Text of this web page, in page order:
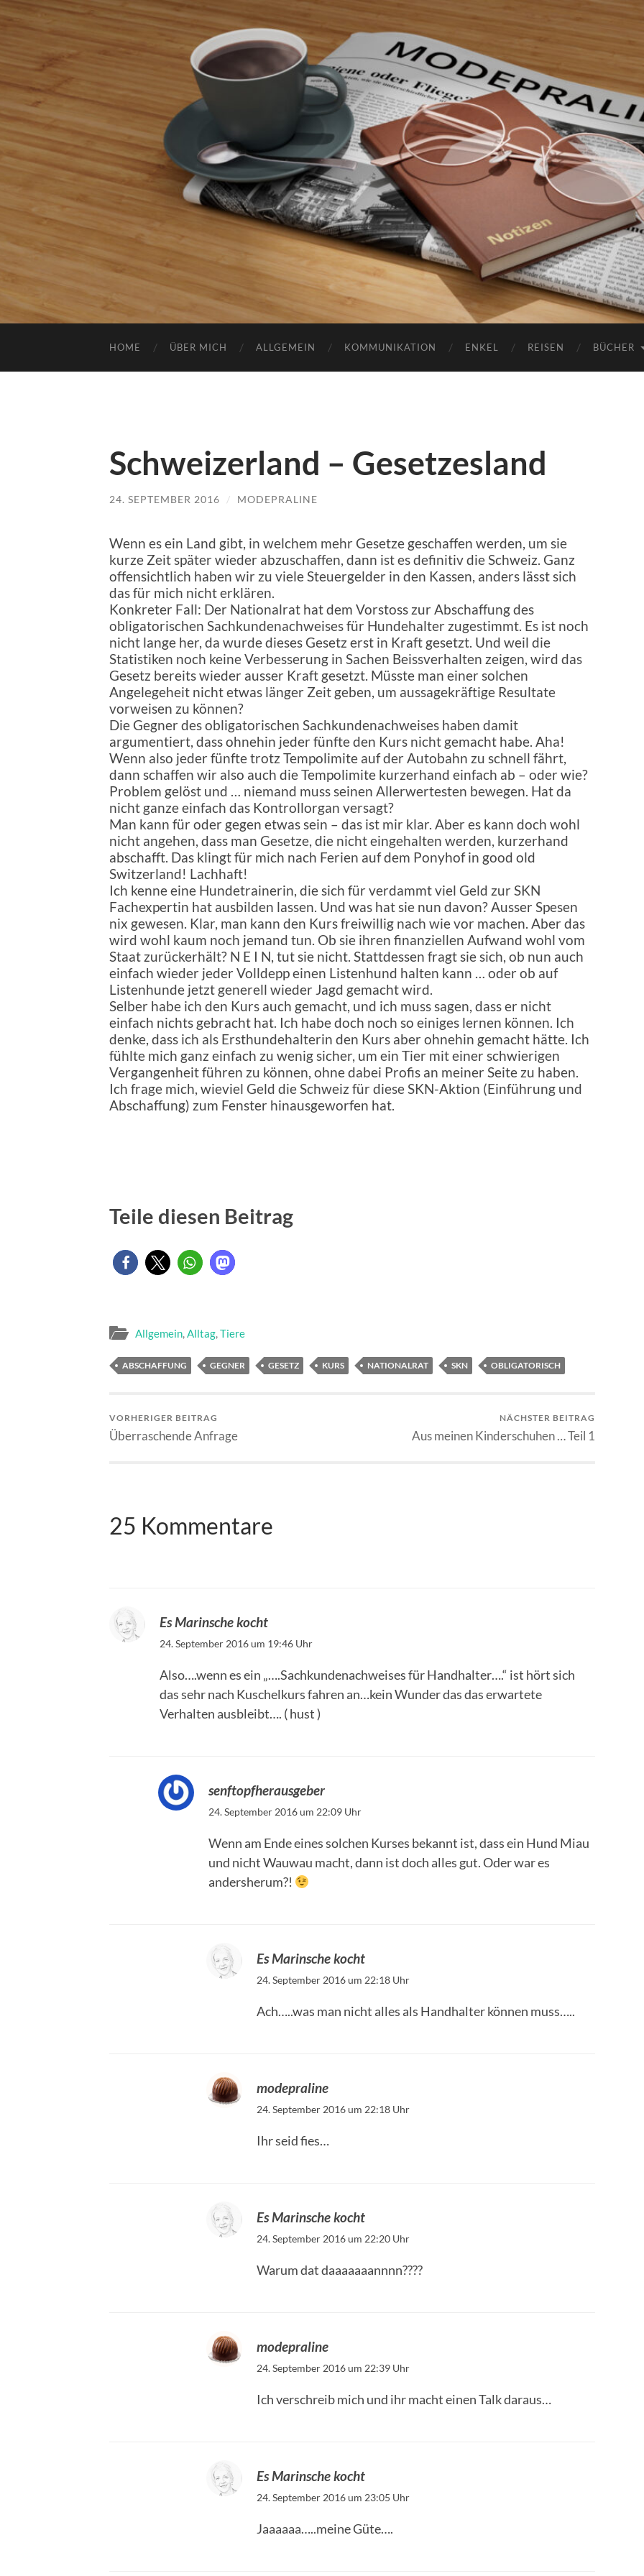
HOME ÜBER MICH ALLGEMEIN KOMMUNIKATION ENKEL REISEN BÜCHER
Schweizerland – Gesetzesland
24. SEPTEMBER 2016 / MODEPRALINE
Wenn es ein Land gibt, in welchem mehr Gesetze geschaffen werden, um sie
kurze Zeit später wieder abzuschaffen, dann ist es definitiv die Schweiz. Ganz
offensichtlich haben wir zu viele Steuergelder in den Kassen, anders lässt sich
das für mich nicht erklären.
Konkreter Fall: Der Nationalrat hat dem Vorstoss zur Abschaffung des
obligatorischen Sachkundenachweises für Hundehalter zugestimmt. Es ist noch
nicht lange her, da wurde dieses Gesetz erst in Kraft gesetzt. Und weil die
Statistiken noch keine Verbesserung in Sachen Beissverhalten zeigen, wird das
Gesetz bereits wieder ausser Kraft gesetzt. Müsste man einer solchen
Angelegeheit nicht etwas länger Zeit geben, um aussagekräftige Resultate
vorweisen zu können?
Die Gegner des obligatorischen Sachkundenachweises haben damit
argumentiert, dass ohnehin jeder fünfte den Kurs nicht gemacht habe. Aha!
Wenn also jeder fünfte trotz Tempolimite auf der Autobahn zu schnell fährt,
dann schaffen wir also auch die Tempolimite kurzerhand einfach ab – oder wie?
Problem gelöst und … niemand muss seinen Allerwertesten bewegen. Hat da
nicht ganze einfach das Kontrollorgan versagt?
Man kann für oder gegen etwas sein – das ist mir klar. Aber es kann doch wohl
nicht angehen, dass man Gesetze, die nicht eingehalten werden, kurzerhand
abschafft. Das klingt für mich nach Ferien auf dem Ponyhof in good old
Switzerland! Lachhaft!
Ich kenne eine Hundetrainerin, die sich für verdammt viel Geld zur SKN
Fachexpertin hat ausbilden lassen. Und was hat sie nun davon? Ausser Spesen
nix gewesen. Klar, man kann den Kurs freiwillig nach wie vor machen. Aber das
wird wohl kaum noch jemand tun. Ob sie ihren finanziellen Aufwand wohl vom
Staat zurückerhält? N E I N, tut sie nicht. Stattdessen fragt sie sich, ob nun auch
einfach wieder jeder Volldepp einen Listenhund halten kann … oder ob auf
Listenhunde jetzt generell wieder Jagd gemacht wird.
Selber habe ich den Kurs auch gemacht, und ich muss sagen, dass er nicht
einfach nichts gebracht hat. Ich habe doch noch so einiges lernen können. Ich
denke, dass ich als Ersthundehalterin den Kurs aber ohnehin gemacht hätte. Ich
fühlte mich ganz einfach zu wenig sicher, um ein Tier mit einer schwierigen
Vergangenheit führen zu können, ohne dabei Profis an meiner Seite zu haben.
Ich frage mich, wieviel Geld die Schweiz für diese SKN-Aktion (Einführung und
Abschaffung) zum Fenster hinausgeworfen hat.
Teile diesen Beitrag
Allgemein,Alltag,Tiere
ABSCHAFFUNG GEGNER GESETZ KURS NATIONALRAT SKN OBLIGATORISCH
VORHERIGER BEITRAG
Überraschende Anfrage
NÄCHSTER BEITRAG
Aus meinen Kinderschuhen … Teil 1
25 Kommentare
Es Marinsche kocht
24. September 2016 um 19:46 Uhr
Also….wenn es ein „….Sachkundenachweises für Handhalter….“ ist hört sich
das sehr nach Kuschelkurs fahren an…kein Wunder das das erwartete
Verhalten ausbleibt…. ( hust )
senftopfherausgeber
24. September 2016 um 22:09 Uhr
Wenn am Ende eines solchen Kurses bekannt ist, dass ein Hund Miau
und nicht Wauwau macht, dann ist doch alles gut. Oder war es
andersherum?!
Es Marinsche kocht
24. September 2016 um 22:18 Uhr
Ach…..was man nicht alles als Handhalter können muss…..
modepraline
24. September 2016 um 22:18 Uhr
Ihr seid fies…
Es Marinsche kocht
24. September 2016 um 22:20 Uhr
Warum dat daaaaaaannnn????
modepraline
24. September 2016 um 22:39 Uhr
Ich verschreib mich und ihr macht einen Talk daraus…
Es Marinsche kocht
24. September 2016 um 23:05 Uhr
Jaaaaaa…..meine Güte….